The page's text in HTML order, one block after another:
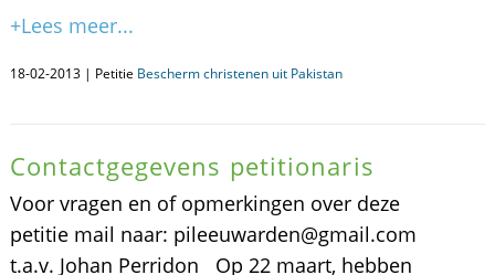
+Lees meer...
18-02-2013 | Petitie Bescherm christenen uit Pakistan
Contactgegevens petitionaris
Voor vragen en of opmerkingen over deze
petitie mail naar: pileeuwarden@gmail.com
t.a.v. Johan Perridon Op 22 maart, hebben